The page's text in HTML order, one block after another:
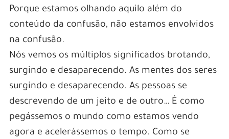
Porque estamos olhando aquilo além do
conteúdo da confusão, não estamos envolvidos
na confusão.
Nós vemos os múltiplos significados brotando,
surgindo e desaparecendo. As mentes dos seres
surgindo e desaparecendo. As pessoas se
descrevendo de um jeito e de outro… É como
pegássemos o mundo como estamos vendo
agora e acelerássemos o tempo. Como se